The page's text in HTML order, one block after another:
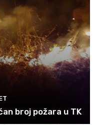
broj požara u TK